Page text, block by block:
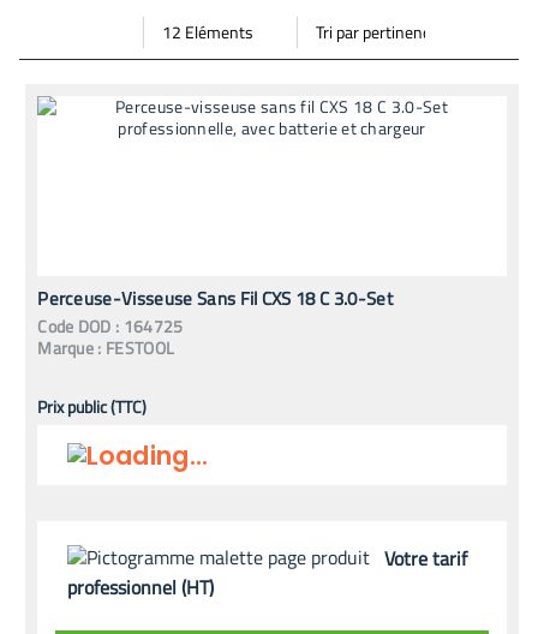
Mode vignette
Mode bande
Par
page
Trier
par
Perceuse-Visseuse Sans Fil CXS 18 C 3.0-Set
Code DOD : 164725
Marque : FESTOOL
Prix public (TTC)
Votre tarif
professionnel (HT)